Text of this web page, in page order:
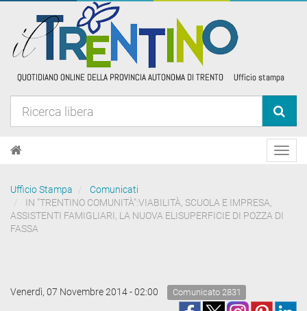
Ufficio Stampa
Comunicati
IN "TRENTINO COMUNITÀ":VIABILITÀ, SCUOLA E IMPRESA,
ASSISTENTI FAMIGLIARI, LA NUOVA ELISUPERFICIE DI POZZA DI
FASSA
Venerdì, 07 Novembre 2014 - 02:00 Comunicato 2831